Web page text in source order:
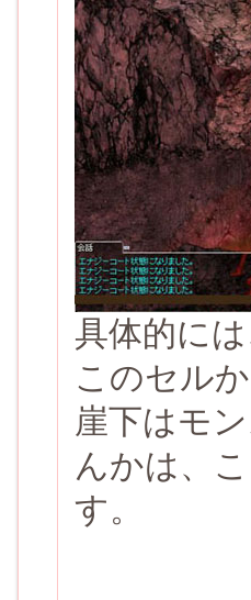
具体的に
このセル
崖下はモ
んかは、
す。